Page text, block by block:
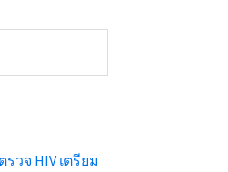
วจ HIV เตรียม